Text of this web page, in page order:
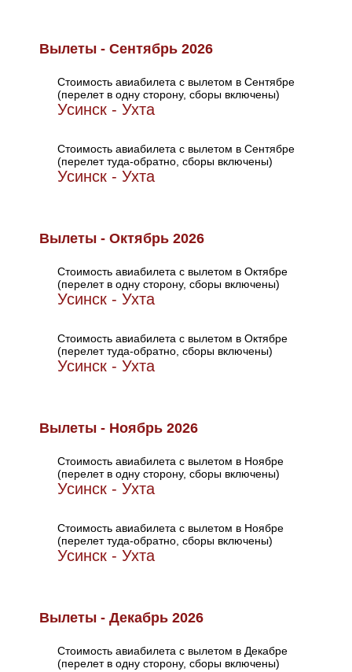
Вылеты - Сентябрь 2026
Стоимость авиабилета с вылетом в Сентябре
(перелет в одну сторону, сборы включены)
Усинск - Ухта
Стоимость авиабилета с вылетом в Сентябре
(перелет туда-обратно, сборы включены)
Усинск - Ухта
Вылеты - Октябрь 2026
Стоимость авиабилета с вылетом в Октябре
(перелет в одну сторону, сборы включены)
Усинск - Ухта
Стоимость авиабилета с вылетом в Октябре
(перелет туда-обратно, сборы включены)
Усинск - Ухта
Вылеты - Ноябрь 2026
Стоимость авиабилета с вылетом в Ноябре
(перелет в одну сторону, сборы включены)
Усинск - Ухта
Стоимость авиабилета с вылетом в Ноябре
(перелет туда-обратно, сборы включены)
Усинск - Ухта
Вылеты - Декабрь 2026
Стоимость авиабилета с вылетом в Декабре
(перелет в одну сторону, сборы включены)